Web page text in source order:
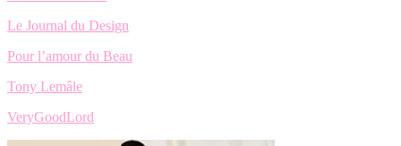
Le Journal du Design
Pour l’amour du Beau
Tony Lemâle
VeryGoodLord